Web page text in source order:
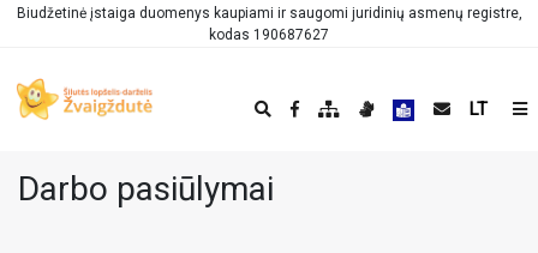
Biudžetinė įstaiga duomenys kaupiami ir saugomi juridinių asmenų registre,
kodas 190687627
LT
Darbo pasiūlymai